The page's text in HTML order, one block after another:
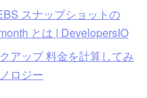
スナップショットの
とは | DevelopersIO
アップ 料金を計算してみ
ロジー